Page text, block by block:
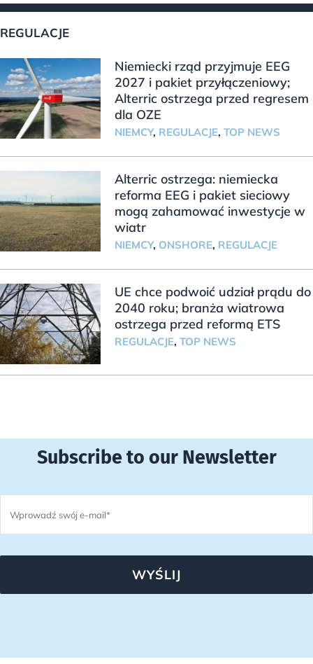
REGULACJE
Niemiecki rząd przyjmuje EEG
2027 i pakiet przyłączeniowy;
Alterric ostrzega przed regresem
dla OZE
NIEMCY, REGULACJE, TOP NEWS
Alterric ostrzega: niemiecka
reforma EEG i pakiet sieciowy
mogą zahamować inwestycje w
wiatr
NIEMCY, ONSHORE, REGULACJE
UE chce podwoić udział prądu do
2040 roku; branża wiatrowa
ostrzega przed reformą ETS
REGULACJE, TOP NEWS
Subscribe to our Newsletter
WYŚLIJ